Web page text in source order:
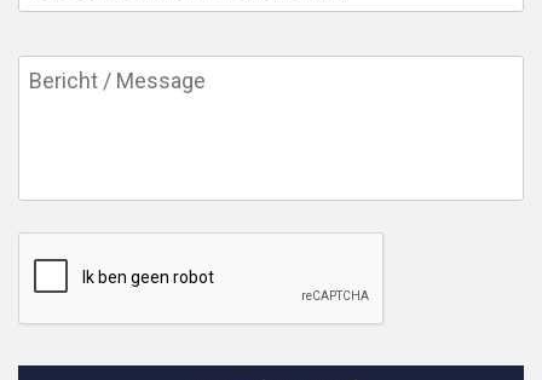
Bericht